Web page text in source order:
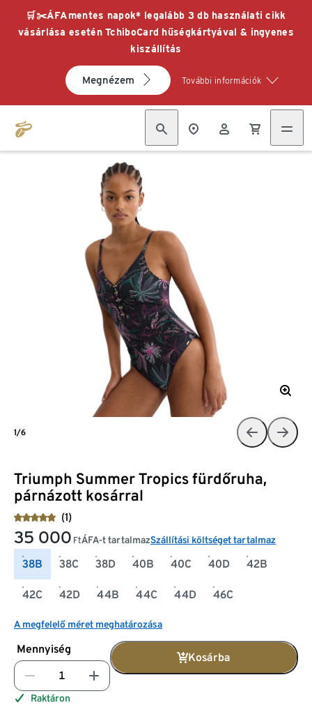
🛒✂️ÁFAmentes napok* legalább 3 db használati cikk
vásárlása esetén TchiboCard hűségkártyával & ingyenes
kiszállítás
Megnézem További információk
Triumph Summer Tropics fürdőruha,
párnázott kosárral
(1)
35 000 FtÁFA-t tartalmazSzállítási költséget tartalmaz
38B 38C 38D 40B 40C 40D 42B
42C 42D 44B 44C 44D 46C
A megfelelő méret meghatározása
Mennyiség
Kosárba
Raktáron
1/6